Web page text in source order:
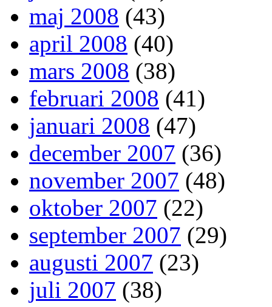
maj 2008 (43)
april 2008 (40)
mars 2008 (38)
februari 2008 (41)
januari 2008 (47)
december 2007 (36)
november 2007 (48)
oktober 2007 (22)
september 2007 (29)
augusti 2007 (23)
juli 2007 (38)